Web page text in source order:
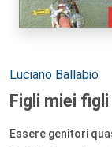
Autori:
Luciano Ballabio
Figli miei
Essere genitori